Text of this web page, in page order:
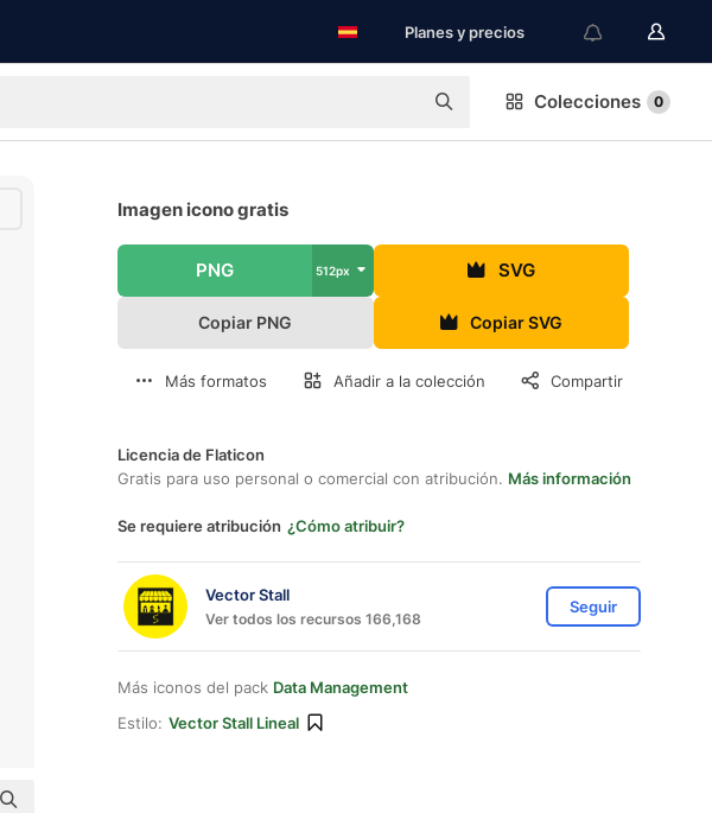
Planes y precios
Colecciones 0
Imagen icono gratis
PNG 512px SVG
Copiar PNG Copiar SVG
Más formatos Añadir a la colección Compartir
Licencia de Flaticon
Gratis para uso personal o comercial con atribución. Más información
Se requiere atribución ¿Cómo atribuir?
Vector Stall
Ver todos los recursos 166,168
Seguir
Más iconos del pack Data Management
Estilo: Vector Stall Lineal